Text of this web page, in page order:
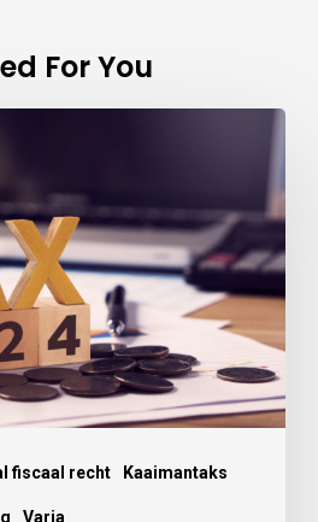
For You
fiscaal recht Kaaimantaks
Varia